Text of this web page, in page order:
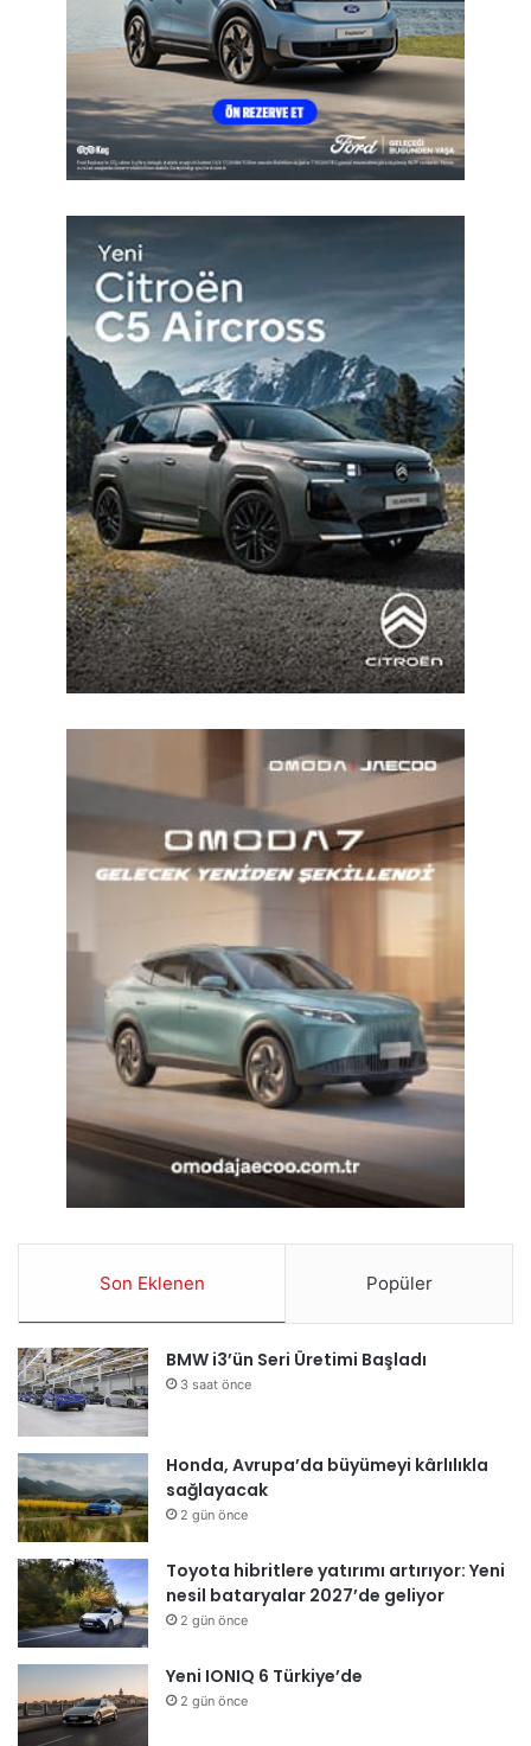
Son Eklenen Popüler
BMW i3’ün Seri Üretimi Başladı
3 saat önce
Honda, Avrupa’da büyümeyi kârlılıkla
sağlayacak
2 gün önce
Toyota hibritlere yatırımı artırıyor: Yeni
nesil bataryalar 2027’de geliyor
2 gün önce
Yeni IONIQ 6 Türkiye’de
2 gün önce